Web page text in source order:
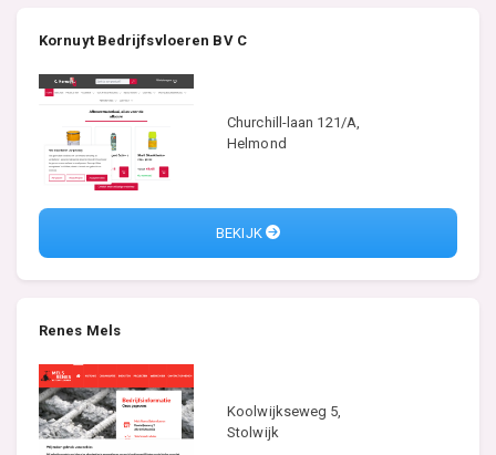
Kornuyt Bedrijfsvloeren BV C
Churchill-laan 121/A,
Helmond
BEKIJK
Renes Mels
Koolwijkseweg 5,
Stolwijk